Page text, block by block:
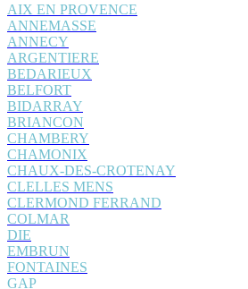
AIX EN PROVENCE
ANNEMASSE
ANNECY
ARGENTIERE
BEDARIEUX
BELFORT
BIDARRAY
BRIANCON
CHAMBERY
CHAMONIX
CHAUX-DES-CROTENAY
CLELLES MENS
CLERMOND FERRAND
COLMAR
DIE
EMBRUN
FONTAINES
GAP